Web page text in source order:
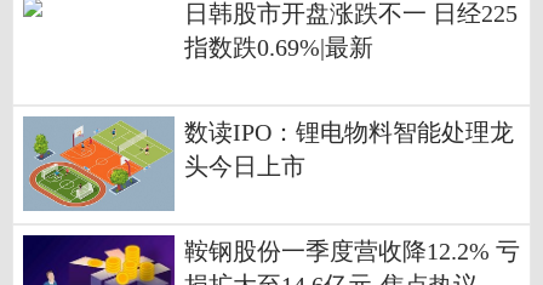
日韩股市开盘涨跌不一 日经225
指数跌0.69%|最新
数读IPO：锂电物料智能处理龙
头今日上市
鞍钢股份一季度营收降12.2% 亏